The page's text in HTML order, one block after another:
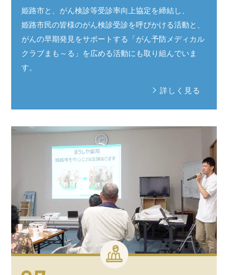
姫路市と、がん検診等受診率向上協定を締結し、
姫路市民の皆様のがん検診受診を呼びかける活動と、
がんの早期発見をサポートする 「がん予防 メディカル
クラブまも～る 」を広める活動にも取り組んでいま
す。
詳しく見る